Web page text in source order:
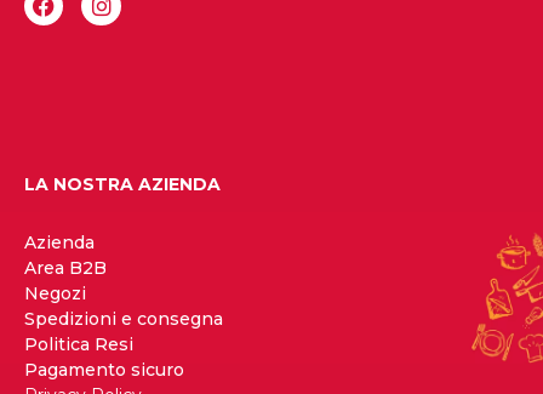
LA NOSTRA AZIENDA
Azienda
Area B2B
Negozi
Spedizioni e consegna
Politica Resi
Pagamento sicuro